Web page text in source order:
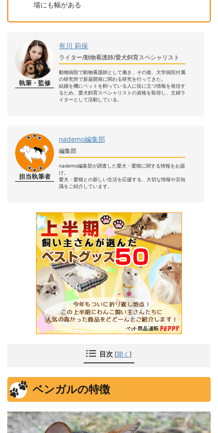
場にも幅がある
執筆・監修
有川 莉保
ライター/動物看護師/愛犬飼育スペシャリスト
動物病院で動物看護師として働き、その後、大学病院付属
の研究所で新薬開発に関わる研究を行ってきた。
結婚を機にペットを飼っている人に役に立つ情報を発信す
るため、愛犬飼育スペシャリストの資格を取得し、主婦ラ
イターとして活動している。
担当執筆者
nademo編集部
編集部
nademo編集部が調査した愛犬・愛猫に関する情報をお届
け。
愛犬・愛猫との新しい生活を応援する、大切な情報や豆知
識をご紹介しています。
目次 [開く ]
ベンガルの特徴